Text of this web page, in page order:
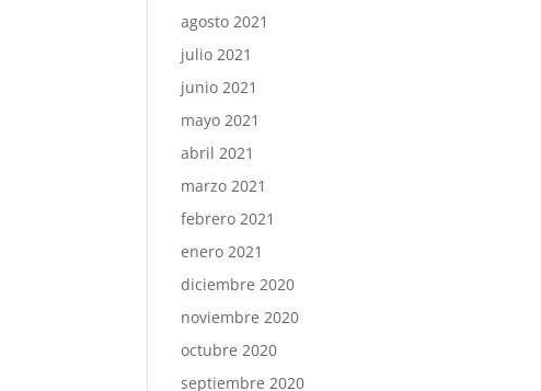
agosto 2021
julio 2021
junio 2021
mayo 2021
abril 2021
marzo 2021
febrero 2021
enero 2021
diciembre 2020
noviembre 2020
octubre 2020
septiembre 2020